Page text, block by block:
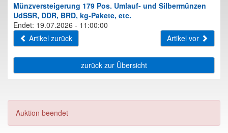
Münzversteigerung 179 Pos. Umlauf- und Silbermünzen
UdSSR, DDR, BRD, kg-Pakete, etc.
Endet: 19.07.2026 - 11:00:00
Artikel zurück
Artikel vor
zurück zur Übersicht
Auktion beendet